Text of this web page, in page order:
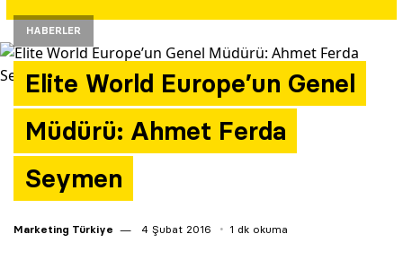
HABERLER
Elite World Europe’un Genel
Müdürü: Ahmet Ferda
Seymen
Marketing Türkiye 4 Şubat 2016 1 dk okuma
Yazarlar
Araştırma